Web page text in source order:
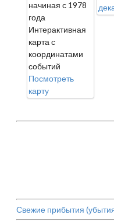
начиная с 1978
года
Интерактивная
карта с
координатами
событий
Посмотреть
карту
Свежие прибытия